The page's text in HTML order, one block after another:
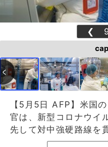
❮
【5月5日 AFP】米国
官は、新型コロナウイ
先して対中強硬路線を